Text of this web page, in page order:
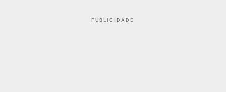
PUBLICIDADE